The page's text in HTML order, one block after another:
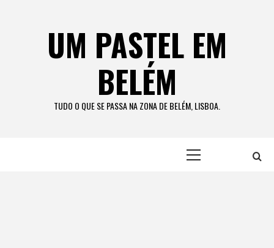
UM PASTEL EM
BELÉM
TUDO O QUE SE PASSA NA ZONA DE BELÉM, LISBOA.